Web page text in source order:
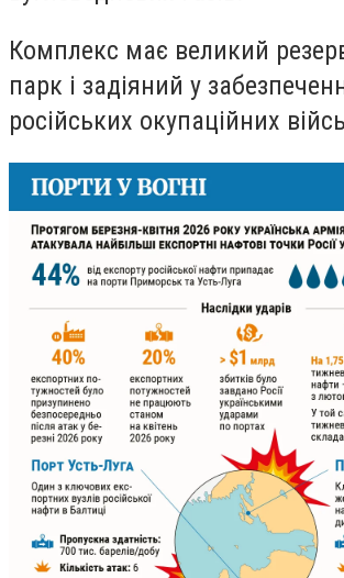
Комплекс має великий
парк і задіяний у
російських окупаційних